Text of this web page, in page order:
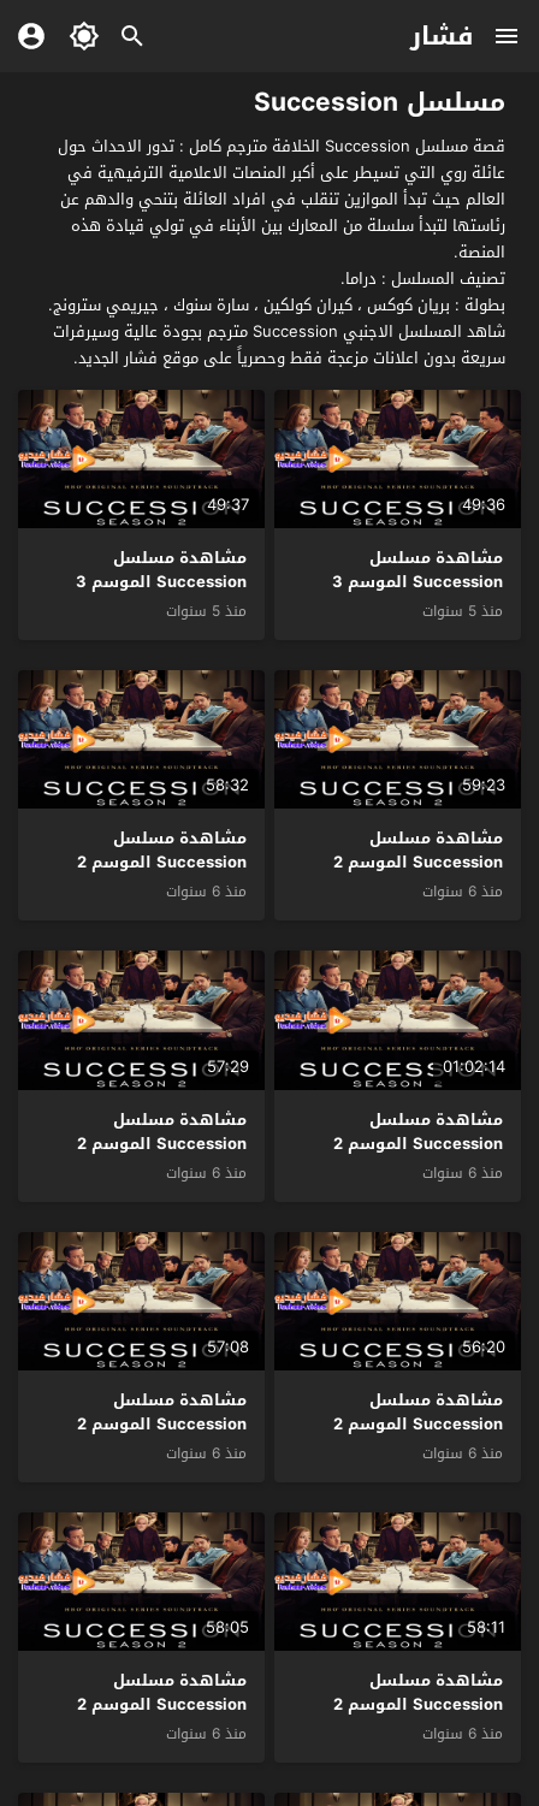
فشار
مسلسل Succession
قصة مسلسل Succession الخلافة مترجم كامل : تدور الاحداث حول
عائلة روي التي تسيطر على أكبر المنصات الاعلامية الترفيهية في
العالم حيث تبدأ الموازين تنقلب في افراد العائلة بتنحي والدهم عن
رئاستها لتبدأ سلسلة من المعارك بين الأبناء في تولي قيادة هذه
المنصة.
تصنيف المسلسل : دراما.
بطولة : بريان كوكس ، كيران كولكين ، سارة سنوك ، جيريمي سترونج.
شاهد المسلسل الاجنبي Succession مترجم بجودة عالية وسيرفرات
سريعة بدون اعلانات مزعجة فقط وحصرياً على موقع فشار الجديد.
49:36
مشاهدة مسلسل
Succession الموسم 3
الحلقة 2 مترجم
منذ 5 سنوات
49:37
مشاهدة مسلسل
Succession الموسم 3
الحلقة 1 مترجم
منذ 5 سنوات
59:23
مشاهدة مسلسل
Succession الموسم 2
الحلقة 10 والاخيرة مترجم
منذ 6 سنوات
58:32
مشاهدة مسلسل
Succession الموسم 2
الحلقة 9 مترجم
منذ 6 سنوات
01:02:14
مشاهدة مسلسل
Succession الموسم 2
الحلقة 8 مترجم
منذ 6 سنوات
57:29
مشاهدة مسلسل
Succession الموسم 2
الحلقة 7 مترجم
منذ 6 سنوات
56:20
مشاهدة مسلسل
Succession الموسم 2
الحلقة 6 مترجم
منذ 6 سنوات
57:08
مشاهدة مسلسل
Succession الموسم 2
الحلقة 5 مترجم
منذ 6 سنوات
58:11
مشاهدة مسلسل
Succession الموسم 2
الحلقة 4 مترجم
منذ 6 سنوات
58:05
مشاهدة مسلسل
Succession الموسم 2
الحلقة 3 مترجم
منذ 6 سنوات